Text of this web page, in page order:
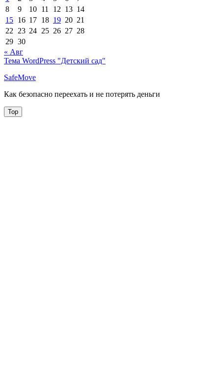
8
9 10 11 12 13 14
15 16 17 18 19 20 21
22
23 24 25 26 27 28
29 30
« Авг
Тема WordPress "Детский сад"
SafeMove
Как безопасно переехать и не потерять деньги
Top